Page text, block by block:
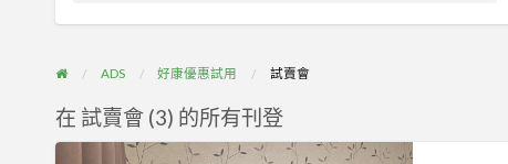
ADS 好康優惠試用 試賣會
在 試賣會 (3) 的所有刊登